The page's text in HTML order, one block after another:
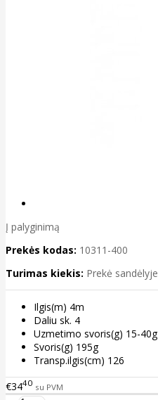
Į palyginimą
Prekės kodas: 10311-400
Turimas kiekis: Prekė sandėlyje
Ilgis(m) 4m
Daliu sk. 4
Uzmetimo svoris(g) 15-40g
Svoris(g) 195g
Transp.ilgis(cm) 126
€3440 su PVM